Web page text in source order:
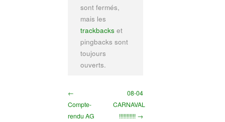
sont fermés,
mais les
trackbacks et
pingbacks sont
toujours
ouverts.
←
Compte-
rendu AG
08-04
CARNAVAL
!!!!!!!!!!! →